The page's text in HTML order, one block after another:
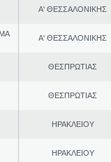
Α' ΘΕΣΣΑΛΟΝΙΚΗΣ
Α' ΘΕΣΣΑΛΟΝΙΚΗΣ
ΘΕΣΠΡΩΤΙΑΣ
ΘΕΣΠΡΩΤΙΑΣ
ΗΡΑΚΛΕΙΟΥ
ΗΡΑΚΛΕΙΟΥ